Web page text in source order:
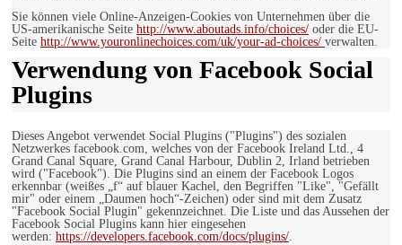
Sie können viele Online-Anzeigen-Cookies von Unternehmen über die
US-amerikanische Seite http://www.aboutads.info/choices/ oder die EU-
Seite http://www.youronlinechoices.com/uk/your-ad-choices/ verwalten.
Verwendung von Facebook Social
Plugins
Dieses Angebot verwendet Social Plugins ("Plugins") des sozialen
Netzwerkes facebook.com, welches von der Facebook Ireland Ltd., 4
Grand Canal Square, Grand Canal Harbour, Dublin 2, Irland betrieben
wird ("Facebook"). Die Plugins sind an einem der Facebook Logos
erkennbar (weißes „f“ auf blauer Kachel, den Begriffen "Like", "Gefällt
mir" oder einem „Daumen hoch“-Zeichen) oder sind mit dem Zusatz
"Facebook Social Plugin" gekennzeichnet. Die Liste und das Aussehen der
Facebook Social Plugins kann hier eingesehen
werden: https://developers.facebook.com/docs/plugins/.